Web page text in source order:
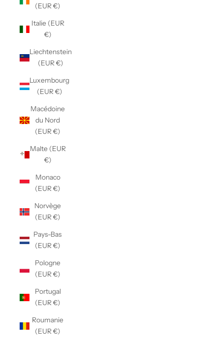
(EUR €)
Italie (EUR
€)
Liechtenstein
(EUR €)
Luxembourg
(EUR €)
Macédoine
du Nord
(EUR €)
Malte (EUR
€)
Monaco
(EUR €)
Norvège
(EUR €)
Pays-Bas
(EUR €)
Pologne
(EUR €)
Portugal
(EUR €)
Roumanie
(EUR €)